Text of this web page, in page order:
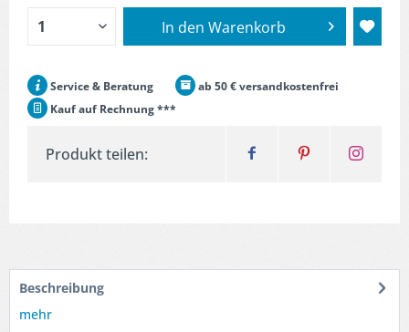
In den Warenkorb
Service & Beratung
ab 50 € versandkostenfrei
Kauf auf Rechnung ***
Produkt teilen:
Beschreibung
mehr